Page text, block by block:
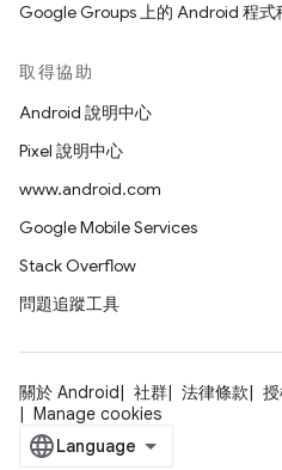
Google Groups 上的 Android 程式
取得協助
Android 說明中心
Pixel 說明中心
www.android.com
Google Mobile Services
Stack Overflow
問題追蹤工具
關於 Android 社群 法律條款
Manage cookies